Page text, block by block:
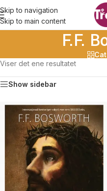
Skip to navigation
Skip to main content
F.F.
Viser det ene resultatet
Show sidebar